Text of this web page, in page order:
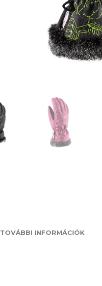
TOVÁBBI INFORMÁCIÓK